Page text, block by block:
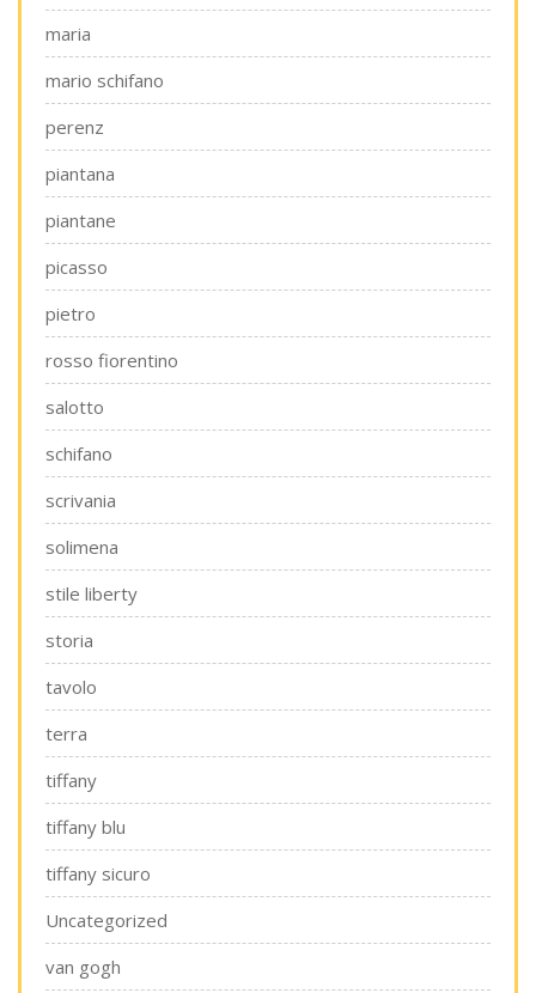
maria
mario schifano
perenz
piantana
piantane
picasso
pietro
rosso fiorentino
salotto
schifano
scrivania
solimena
stile liberty
storia
tavolo
terra
tiffany
tiffany blu
tiffany sicuro
Uncategorized
van gogh